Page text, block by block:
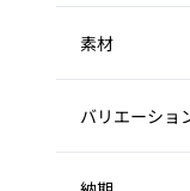
素材
バリエーショ